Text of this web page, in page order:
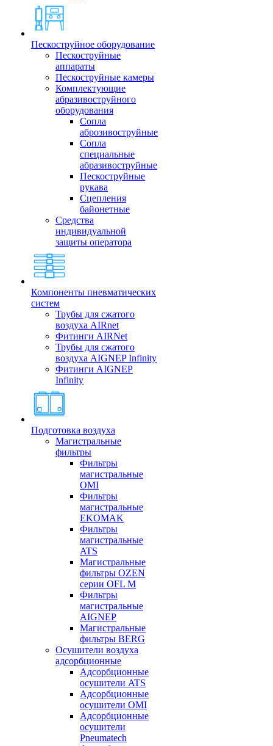
Пескоструйное оборудование
Пескоструйные
аппараты
Пескоструйные камеры
Комплектующие
абразивоструйного
оборудования
Сопла
аброзивоструйные
Сопла
специальные
абразивоструйные
Пескоструйные
рукава
Сцепления
байонетные
Средства
индивидуальной
защиты оператора
Компоненты пневматических
систем
Трубы для сжатого
воздуха AIRnet
Фитинги AIRNet
Трубы для сжатого
воздуха AIGNEP Infinity
Фитинги AIGNEP
Infinity
Подготовка воздуха
Магистральные
фильтры
Фильтры
магистральные
OMI
Фильтры
магистральные
EKOMAK
Фильтры
магистральные
ATS
Магистральные
фильтры OZEN
серии OFL M
Фильтры
магистральные
AIGNEP
Магистральные
фильтры BERG
Осушители воздуха
адсорбционные
Адсорбционные
осушители ATS
Адсорбционные
осушители OMI
Адсорбционные
осушители
Pneumatech